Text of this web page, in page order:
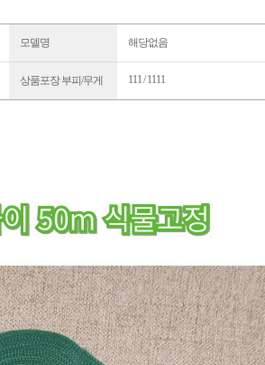
모델명 해당없음
상품포장 부피/무게 111 / 1111